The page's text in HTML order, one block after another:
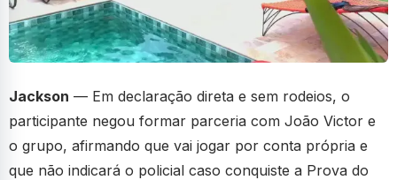
Jackson — Em declaração direta e sem rodeios, o
participante negou formar parceria com João Victor e
o grupo, afirmando que vai jogar por conta própria e
que não indicará o policial caso conquiste a Prova do